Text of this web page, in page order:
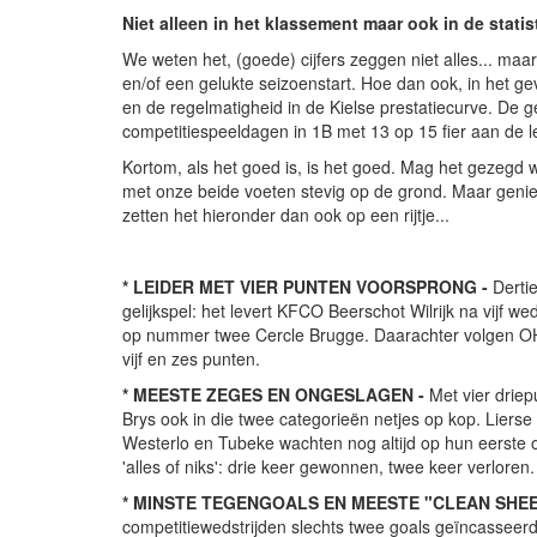
Niet alleen in het klassement maar ook in de
We weten het, (goede) cijfers zeggen niet alles...
en/of een gelukte seizoenstart. Hoe dan ook, in het
en de regelmatigheid in de Kielse prestatiecurve. De
competitiespeeldagen in 1B met 13 op 15 fier aan de
Kortom, als het goed is, is het goed. Mag het gezegd
met onze beide voeten stevig op de grond. Maar
zetten het hieronder dan ook op een rijtje...
* LEIDER MET VIER PUNTEN VOORSPRONG -
gelijkspel: het levert KFCO Beerschot Wilrijk na vijf
op nummer twee Cercle Brugge. Daarachter volgen
vijf en zes punten.
* MEESTE ZEGES EN ONGESLAGEN - Met vier
Brys ook in die twee categorieën netjes op kop.
Westerlo en Tubeke wachten nog altijd op hun
'alles of niks': drie keer gewonnen, twee keer verloren.
* MINSTE TEGENGOALS EN MEESTE "CLEAN
competitiewedstrijden slechts twee goals